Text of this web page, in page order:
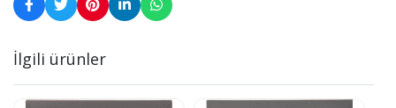
İlgili ürünler